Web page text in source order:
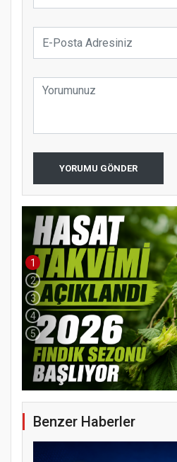
YORUMU GÖNDER
1
2
3
4
5
Benzer Haberler